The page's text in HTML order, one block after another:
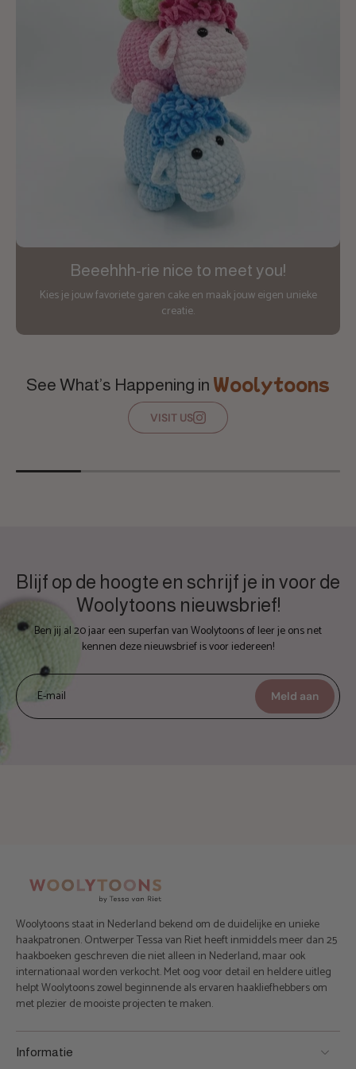
Beeehhh-rie nice to meet you!
Kies je jouw favoriete garen cake en maak jouw eigen unieke
creatie.
See What’s Happening in Woolytoons
VISIT US
Blijf op de hoogte en schrijf je in voor de
Woolytoons nieuwsbrief!
Ben jij al 20 jaar een superfan van Woolytoons of leer je ons net
kennen deze nieuwsbrief is voor iedereen!
E-mail Meld aan
Woolytoons staat in Nederland bekend om de duidelijke en unieke
haakpatronen. Ontwerper Tessa van Riet heeft inmiddels meer dan 25
haakboeken geschreven die niet alleen in Nederland, maar ook
internationaal worden verkocht. Met oog voor detail en heldere uitleg
helpt Woolytoons zowel beginnende als ervaren haakliefhebbers om
met plezier de mooiste projecten te maken.
Informatie